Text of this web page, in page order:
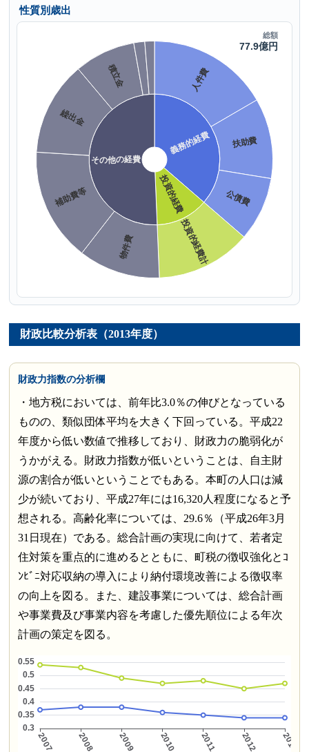
性質別歳出
財政比較分析表（2013年度）
財政力指数の分析欄
・地方税においては、前年比3.0％の伸びとなっている
ものの、類似団体平均を大きく下回っている。平成22
年度から低い数値で推移しており、財政力の脆弱化が
うかがえる。財政力指数が低いということは、自主財
源の割合が低いということでもある。本町の人口は減
少が続いており、平成27年には16,320人程度になると予
想される。高齢化率については、29.6％（平成26年3月
31日現在）である。総合計画の実現に向けて、若者定
住対策を重点的に進めるとともに、町税の徴収強化とｺ
ﾝﾋﾞﾆ対応収納の導入により納付環境改善による徴収率
の向上を図る。また、建設事業については、総合計画
や事業費及び事業内容を考慮した優先順位による年次
計画の策定を図る。